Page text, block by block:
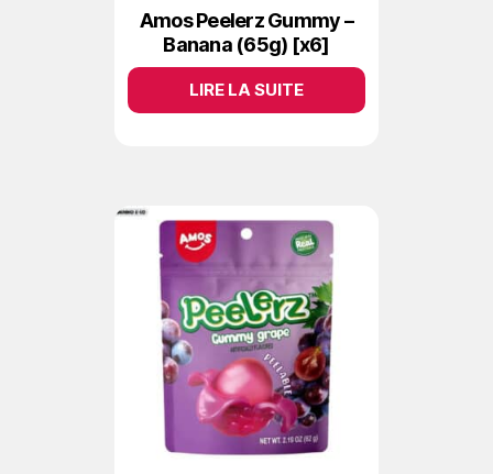
Amos Peelerz Gummy –
Banana (65g) [x6]
LIRE LA SUITE